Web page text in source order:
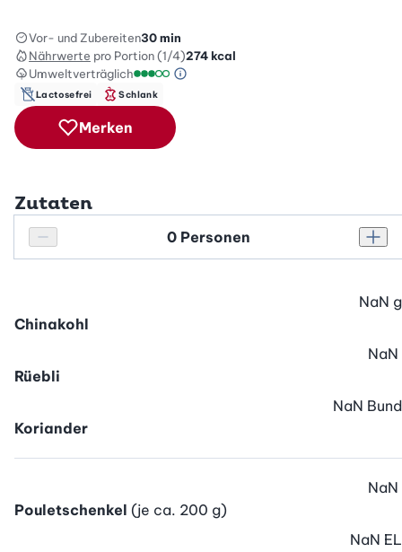
Vor- und Zubereiten30 min
Nährwerte pro Portion (1/4)274kcal
Umweltverträglich
Green Betty Skala Info
Lactosefrei Schlank
Merken
Zutaten
Personenanzahl verringern
Personenanzahl
Chinakohl
NaN g
Rüebli
NaN
Koriander
NaN Bund
Pouletschenkel (je ca. 200 g)
NaN
NaN EL